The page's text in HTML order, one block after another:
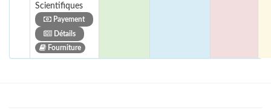
Scientifiques
Payement
Détails
Fourniture